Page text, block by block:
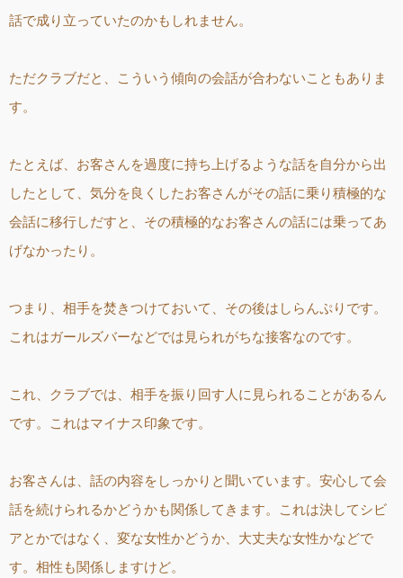
話で成り立っていたのかもしれません。
ただクラブだと、こういう傾向の会話が合わないこともありま
す。
たとえば、お客さんを過度に持ち上げるような話を自分から出
したとして、気分を良くしたお客さんがその話に乗り積極的な
会話に移行しだすと、その積極的なお客さんの話には乗ってあ
げなかったり。
つまり、相手を焚きつけておいて、その後はしらんぷりです。
これはガールズバーなどでは見られがちな接客なのです。
これ、クラブでは、相手を振り回す人に見られることがあるん
です。これはマイナス印象です。
お客さんは、話の内容をしっかりと聞いています。安心して会
話を続けられるかどうかも関係してきます。これは決してシビ
アとかではなく、変な女性かどうか、大丈夫な女性かなどで
す。相性も関係しますけど。